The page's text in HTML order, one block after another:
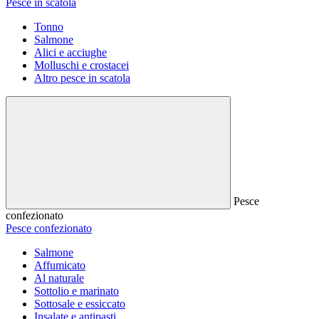
Pesce in scatola
Tonno
Salmone
Alici e acciughe
Molluschi e crostacei
Altro pesce in scatola
Pesce
confezionato
Pesce confezionato
Salmone
Affumicato
Al naturale
Sottolio e marinato
Sottosale e essiccato
Insalate e antipasti